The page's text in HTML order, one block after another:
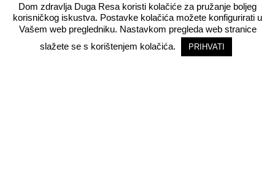
obvezne pola sata prije početka licitacije izvršiti polog jamčevine
u iznosu od 2.300,00 kn na blagajni Doma zdravlja Duga Resa.
Tijekom licitacije cijena se podiže za najmanje 100,00 kuna.
Dom zdravlja Duga Resa koristi kolačiće za pružanje boljeg
korisničkog iskustva. Postavke kolačića možete konfigurirati u
Vašem web pregledniku. Nastavkom pregleda web stranice
slažete se s korištenjem kolačića.
PRIHVATI